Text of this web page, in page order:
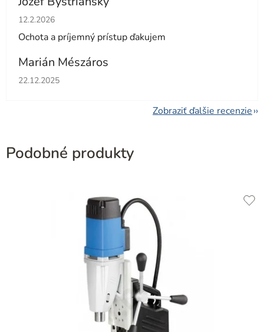
Hodnotenie obchodu je 5 z 5 hviezdičiek.
12.2.2026
Ochota a príjemný prístup ďakujem
Marián Mészáros
Hodnotenie obchodu je 5 z 5 hviezdičiek.
22.12.2025
Zobraziť ďalšie recenzie
Podobné produkty